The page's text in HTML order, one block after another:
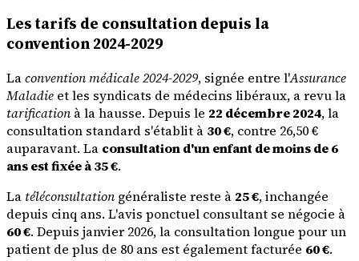
Les tarifs de consultation depuis la
convention 2024-2029
Laconvention médicale 2024-2029, signée entre l'Assurance
Maladie et les syndicats de médecins libéraux, a revu la
tarification à la hausse. Depuis le 22 décembre 2024, la
consultation standard s'établit à 30 €, contre 26,50 €
auparavant. La consultation d'un enfant de moins de 6
ans est fixée à 35 €.
La téléconsultation généraliste reste à 25 €, inchangée
depuis cinq ans. L'avis ponctuel consultant se négocie à
60 €. Depuis janvier 2026, la consultation longue pour un
patient de plus de 80 ans est également facturée 60 €.